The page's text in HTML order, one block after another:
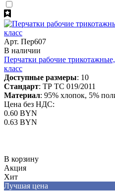
Арт. Пер607
В наличии
Перчатки рабочие
класс
Доступные размеры: 10
Стандарт: ТР ТС 019/2011
Материал: 95% хлопок, 5%
Цена без НДС:
0.60 BYN
0.63 BYN
В корзину
Акция
Хит
Лучшая цена